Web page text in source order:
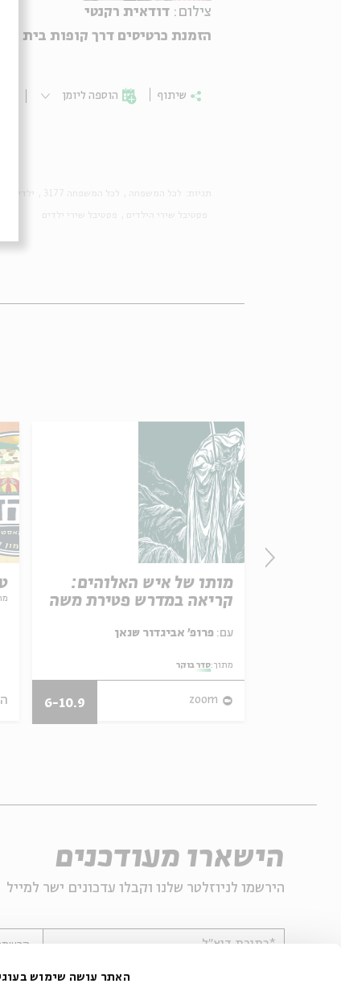
האתר עושה שימוש
צילום: דודאית רקנטי
הזמנת כרטיסים דרך קופות בית אבי חי בלבד
שיתוף הוספה ליומן
מותו של איש האלוהים:
קריאה במדרש פטירת משה
עם:
מתוך:סדר בוקר
zoom
6-10.9
הישארו מעודכנים
הירשמו לניוזלטר שלנו וקבלו עדכונים ישר למייל
*כתובת דוא"ל